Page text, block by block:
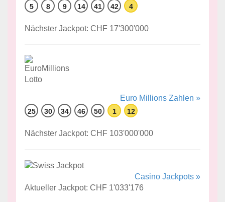
5 8 9 14 41 42 4
Nächster Jackpot: CHF 17'300'000
Euro Millions Zahlen »
25 30 34 46 50 1 12
Nächster Jackpot: CHF 103'000'000
Casino Jackpots »
Aktueller Jackpot: CHF 1'033'176